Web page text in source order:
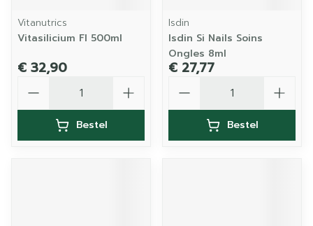
Vitanutrics
Vitasilicium Fl 500ml
€ 32,90
Bestel
Isdin
Isdin Si Nails Soins
Ongles 8ml
€ 27,77
Bestel